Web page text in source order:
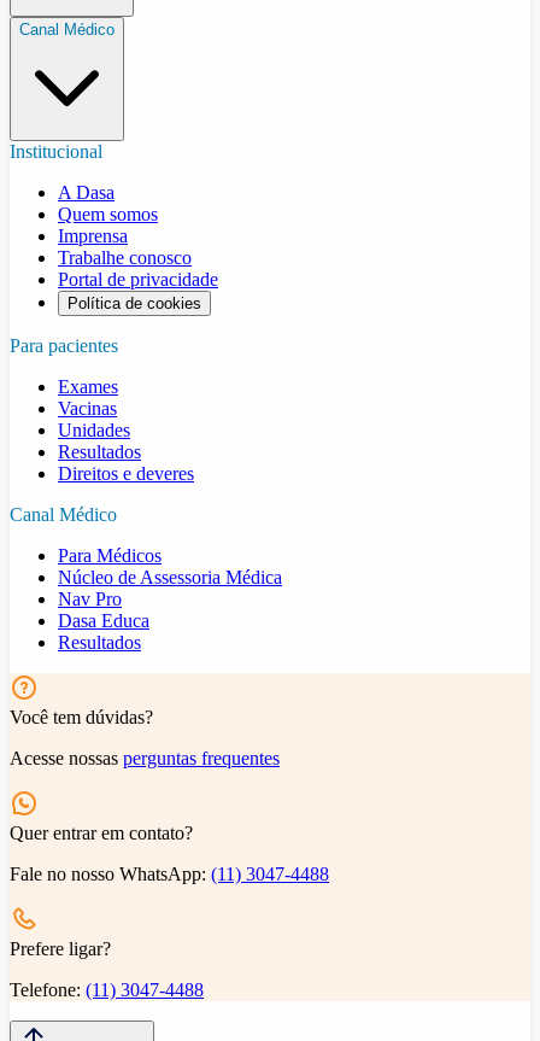
Canal Médico
Institucional
A Dasa
Quem somos
Imprensa
Trabalhe conosco
Portal de privacidade
Política de cookies
Para pacientes
Exames
Vacinas
Unidades
Resultados
Direitos e deveres
Canal Médico
Para Médicos
Núcleo de Assessoria Médica
Nav Pro
Dasa Educa
Resultados
Você tem dúvidas?
Acesse nossas perguntas frequentes
Quer entrar em contato?
Fale no nosso WhatsApp: (11) 3047-4488
Prefere ligar?
Telefone: (11) 3047-4488